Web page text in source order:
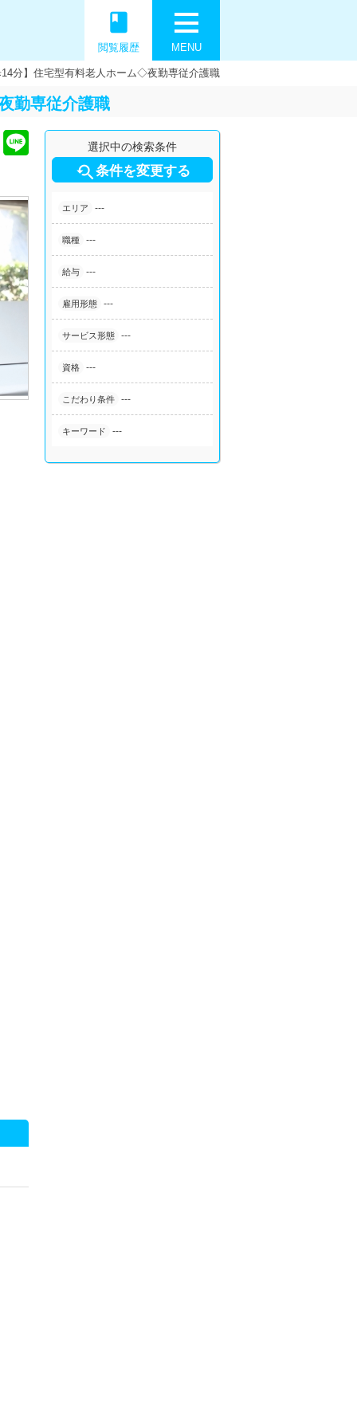
MENU
book
閲覧履歴
14分】住宅型有料老人ホーム◇夜勤専従介護職
勤専従介護職
選択中の検索条件
条件を変更する
エリア ---
職種 ---
給与 ---
雇用形態 ---
サービス形態 ---
資格 ---
こだわり条件 ---
キーワード ---